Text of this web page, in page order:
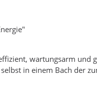
wartungsarm und
in einem Bach der